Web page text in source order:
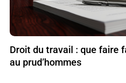
Droit du travail : que faire
au prud’hommes